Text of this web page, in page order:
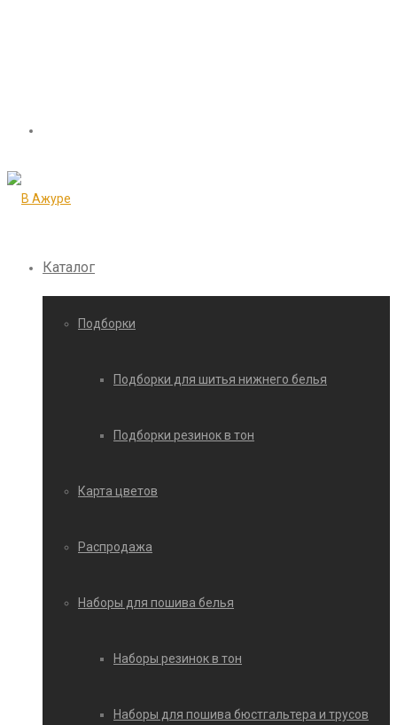
Каталог
Подборки
Подборки для шитья нижнего белья
Подборки резинок в тон
Карта цветов
Распродажа
Наборы для пошива белья
Наборы резинок в тон
Наборы для пошива бюстгальтера и трусов